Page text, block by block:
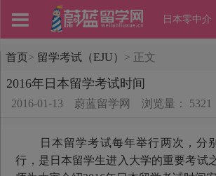
日本零中介
首页> 留学考试（EJU） > 正文
2016年日本留学考试时间
2016-01-13 蔚蓝留学网 浏览量： 5321
日本留学考试每年举行两次，分
行，是日本留学生进入大学的重要考试